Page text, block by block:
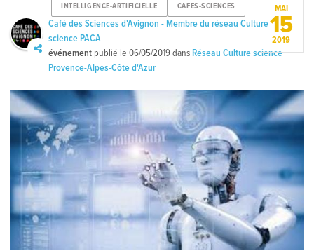
INTELLIGENCE-ARTIFICIELLE CAFES-SCIENCES
Café des Sciences d'Avignon - Membre du réseau Culture
science PACA
événement publié le06/05/2019dans Réseau Culture science
Provence-Alpes-Côte d'Azur
MAI
15
2019